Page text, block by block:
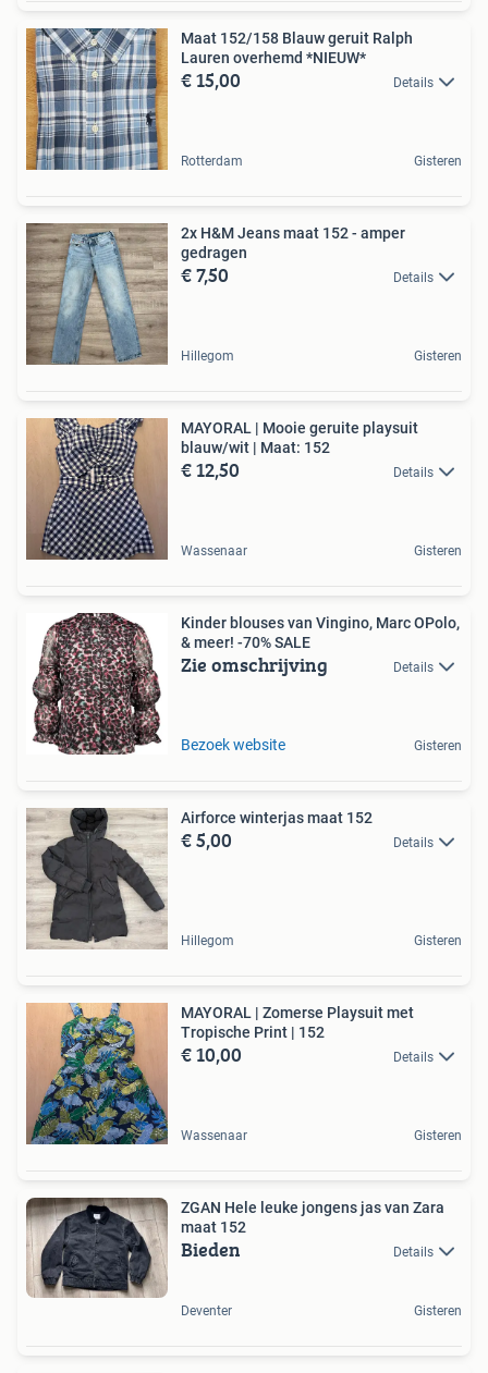
Maat 152/158 Blauw geruit Ralph
Lauren overhemd *NIEUW*
€ 15,00 Details
Rotterdam Gisteren
2x H&M Jeans maat 152 - amper
gedragen
€ 7,50 Details
Hillegom Gisteren
MAYORAL | Mooie geruite playsuit
blauw/wit | Maat: 152
€ 12,50 Details
Wassenaar Gisteren
Kinder blouses van Vingino, Marc OPolo,
& meer! -70% SALE
Zie omschrijving Details
Bezoek website Gisteren
Airforce winterjas maat 152
€ 5,00 Details
Hillegom Gisteren
MAYORAL | Zomerse Playsuit met
Tropische Print | 152
€ 10,00 Details
Wassenaar Gisteren
ZGAN Hele leuke jongens jas van Zara
maat 152
Bieden Details
Deventer Gisteren